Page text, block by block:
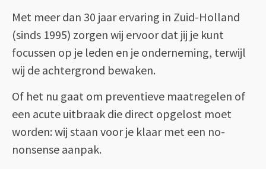
Met meer dan 30 jaar ervaring in Zuid-Holland
(sinds 1995) zorgen wij ervoor dat jij je kunt
focussen op je leden en je onderneming, terwijl
wij de achtergrond bewaken.
Of het nu gaat om preventieve maatregelen of
een acute uitbraak die direct opgelost moet
worden: wij staan voor je klaar met een no-
nonsense aanpak.